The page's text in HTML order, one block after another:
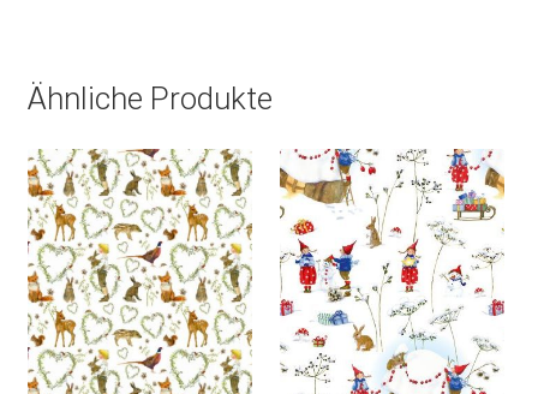
Ähnliche Produkte